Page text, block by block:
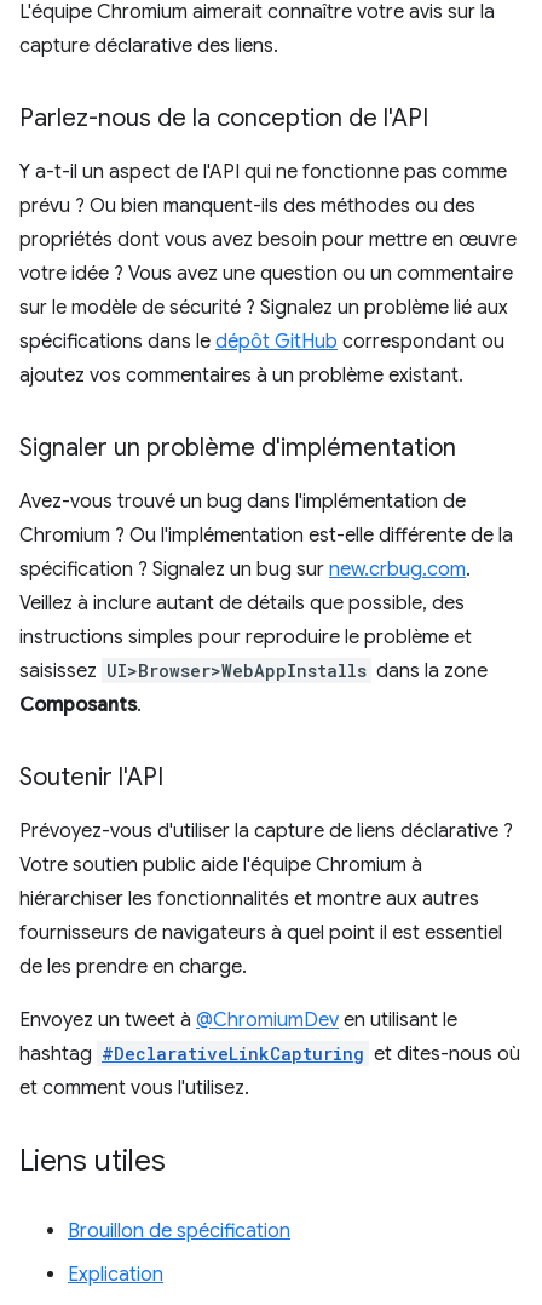
L'équipe Chromium aimerait connaître votre avis sur la
capture déclarative des liens.
Parlez-nous de la conception de l'API
Y a-t-il un aspect de l'API qui ne fonctionne pas comme
prévu ? Ou bien manquent-ils des méthodes ou des
propriétés dont vous avez besoin pour mettre en œuvre
votre idée ? Vous avez une question ou un commentaire
sur le modèle de sécurité ? Signalez un problème lié aux
spécifications dans le dépôt GitHub correspondant ou
ajoutez vos commentaires à un problème existant.
Signaler un problème d'implémentation
Avez-vous trouvé un bug dans l'implémentation de
Chromium ? Ou l'implémentation est-elle différente de la
spécification ? Signalez un bug sur new.crbug.com.
Veillez à inclure autant de détails que possible, des
instructions simples pour reproduire le problème et
saisissez UI>Browser>WebAppInstalls dans la zone
Composants.
Soutenir l'API
Prévoyez-vous d'utiliser la capture de liens déclarative ?
Votre soutien public aide l'équipe Chromium à
hiérarchiser les fonctionnalités et montre aux autres
fournisseurs de navigateurs à quel point il est essentiel
de les prendre en charge.
Envoyez un tweet à @ChromiumDev en utilisant le
hashtag #DeclarativeLinkCapturing et dites-nous où
et comment vous l'utilisez.
Liens utiles
Brouillon de spécification
Explication